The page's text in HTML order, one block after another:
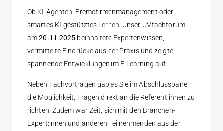
Ob KI-Agenten, Fremdfirmenmanagement oder
smartes KI-gestütztes Lernen: Unser UV.fachforum
am20.11.2025 beinhaltete Expertenwissen,
vermittelte Eindrücke aus der Praxis und zeigte
spannende Entwicklungen im E-Learning auf.
Neben Fachvorträgen gab es Sie im Abschlusspanel
die Möglichkeit, Fragen direkt an die Referent:innen zu
richten. Zudem war Zeit, sich mit den Branchen-
Expert:innen und anderen Teilnehmenden aus der